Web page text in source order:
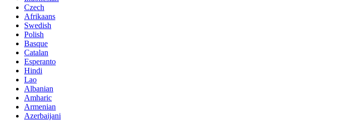
Czech
Afrikaans
Swedish
Polish
Basque
Catalan
Esperanto
Hindi
Lao
Albanian
Amharic
Armenian
Azerbaijani